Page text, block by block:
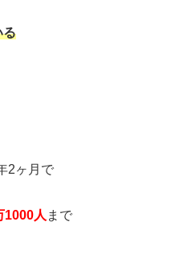
る
2ヶ月で
1000人 まで